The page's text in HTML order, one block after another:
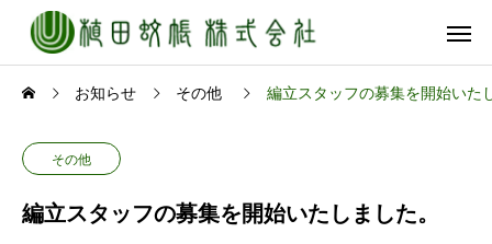
お知らせ その他 編立スタッフの募集を開始いた
その他
編立スタッフの募集を開始いたしました。